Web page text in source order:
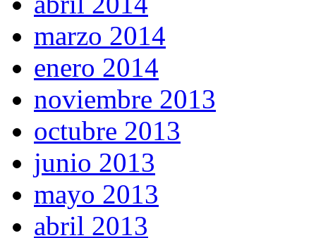
marzo 2014
enero 2014
noviembre 2013
octubre 2013
junio 2013
mayo 2013
abril 2013